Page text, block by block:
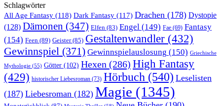
Schlagwörter
All Age Fantasy (118) Dark Fantasy (117) Drachen (178) Dystopie
(128) Dämonen (347) Elfen (83) Engel (149) Fae (69) Fantasy
(154) Feen (89) Geister(85) Gestaltenwandler (432)
Gewinnspiel (371) Gewinnspielauslosung (150) Griechische
Mythologie (55) Götter (102) Hexen (286) High Fantasy
(429) historischer Liebesroman (73) Hörbuch (540) Leselisten
(187) Liebesroman (182) Magie (1345)